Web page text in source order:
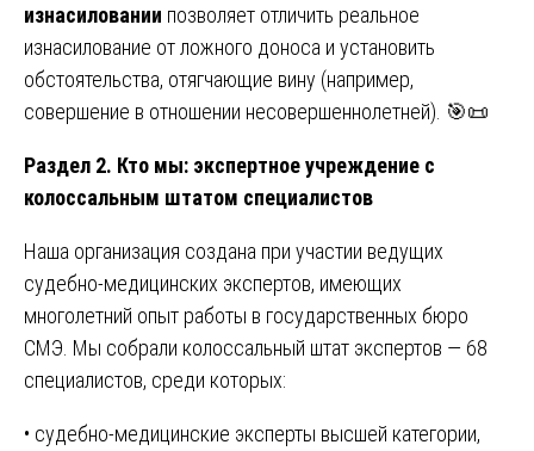
изнасиловании позволяет отличить реальное
изнасилование от ложного доноса и установить
обстоятельства, отягчающие вину (например,
совершение в отношении несовершеннолетней). 🎯📜
Раздел 2. Кто мы: экспертное учреждение с
колоссальным штатом специалистов
Наша организация создана при участии ведущих
судебно-медицинских экспертов, имеющих
многолетний опыт работы в государственных бюро
СМЭ. Мы собрали колоссальный штат экспертов — 68
специалистов, среди которых:
• судебно-медицинские эксперты высшей категории,